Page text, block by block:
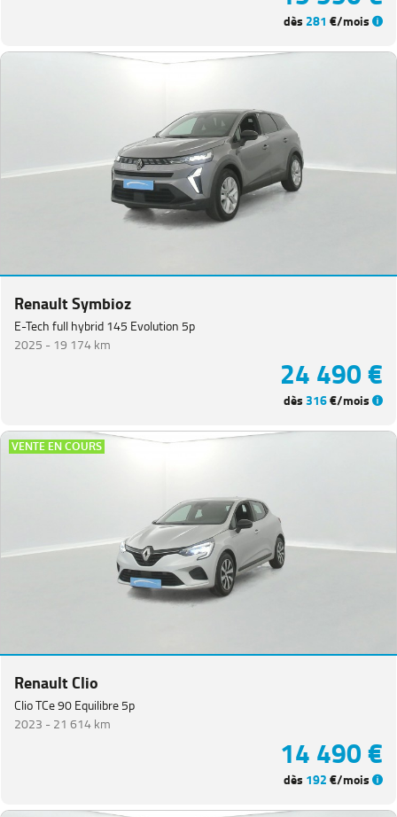
dès 281 €/mois
Renault Symbioz
E-Tech full hybrid 145 Evolution 5p
2025 - 19 174 km
24 490 €
dès316€/mois
VENTE EN COURS
Renault Clio
Clio TCe 90 Equilibre 5p
2023 -21 614 km
14 490 €
dès 192€/mois